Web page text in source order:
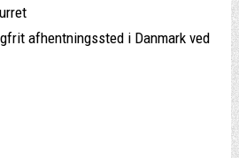
afhentningssted i Danmark ved